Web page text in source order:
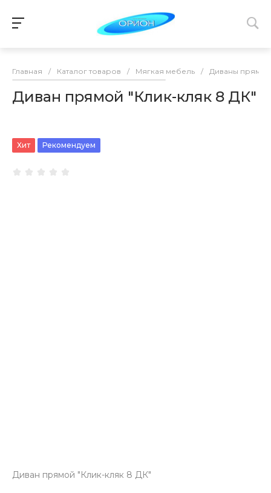
Главная / Каталог товаров / Мягкая мебель / Диваны прямые
Диван прямой "Клик-кляк 8 ДК"
Хит Рекомендуем
Диван прямой "Клик-кляк 8 ДК"